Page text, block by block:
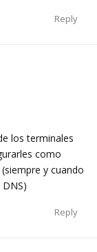
Reply
los terminales
como
y cuando
Reply